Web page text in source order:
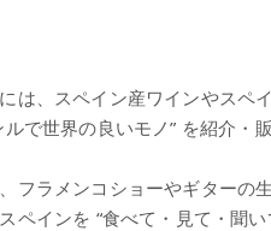
は、スペイン産ワインやス
で世界の良いモノ” を紹介
フラメンコショーやギターの
ペインを “食べて・見て・聞